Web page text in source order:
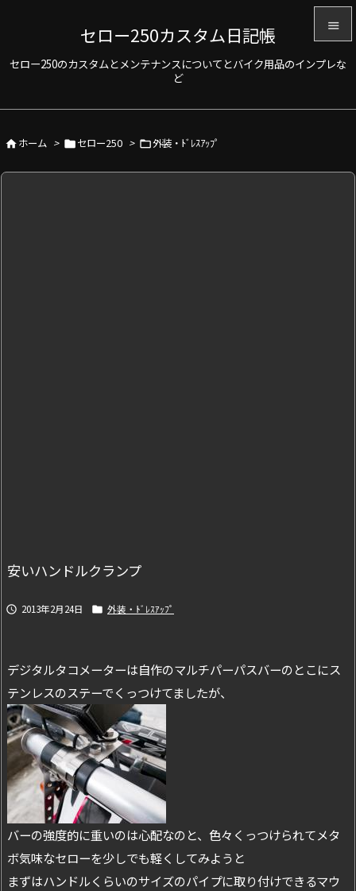
セロー250カスタム日記帳
セロー250のカスタムとメンテナンスについてとバイク用品のインプレな
ど


ホーム > セロー250 > 外装・ﾄﾞﾚｽｱｯﾌﾟ
安いハンドルクランプ
 2013年2月24日  外装・ﾄﾞﾚｽｱｯﾌﾟ
デジタルタコメーターは自作のマルチパーパスバーのとこにス
テンレスのステーでくっつけてましたが、
バーの強度的に重いのは心配なのと、色々くっつけられてメタ
ボ気味なセローを少しでも軽くしてみようと
まずはハンドルくらいのサイズのパイプに取り付けできるマウ